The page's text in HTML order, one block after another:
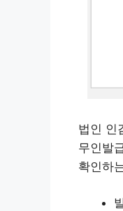
법인 인
무인발
확인하